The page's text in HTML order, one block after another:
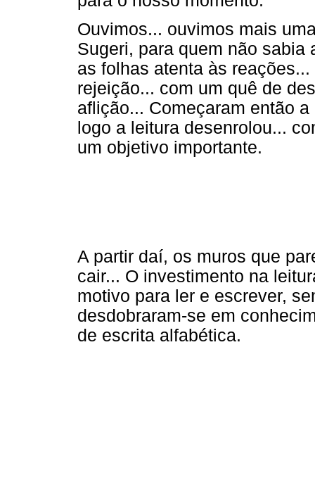
Ouvimos... ouvimos mais
Sugeri, para quem não
as folhas atenta às
rejeição... com um quê de
aflição... Começaram então
logo a leitura desenrolou...
um objetivo importante.
A partir daí, os muros que
cair... O investimento na
motivo para ler e escrever,
desdobraram-se em
de escrita alfabética.